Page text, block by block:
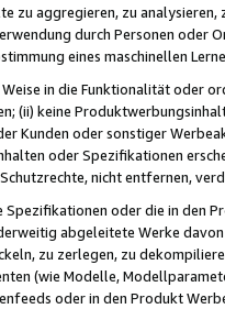
zu aggregieren, zu
durch Personen
eines maschinellen
in die Funktionalität oder
(ii) keine
Kunden oder sonstiger
oder Spezifikationen
nicht entfernen,
Spezifikationen oder die in
abgeleitete Werke
zu zerlegen, zu
(wie Modelle,
oder in den Produkt